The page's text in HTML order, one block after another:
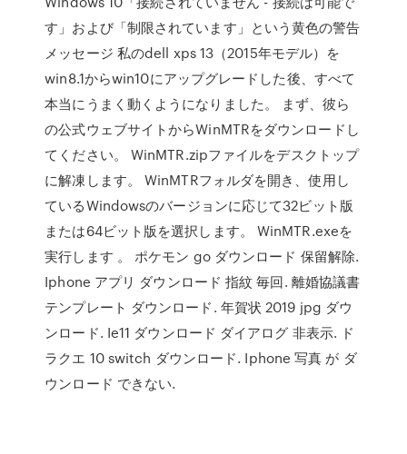
す」および「制限されています」という黄色の警告
メッセージ 私のdell xps 13（2015年モデル）を
win8.1からwin10にアップグレードした後、すべて
本当にうまく動くようになりました。 まず、彼ら
の公式ウェブサイトからWinMTRをダウンロードし
てください。 WinMTR.zipファイルをデスクトップ
に解凍します。 WinMTRフォルダを開き、使用し
ているWindowsのバージョンに応じて32ビット版
または64ビット版を選択します。 WinMTR.exeを
実行します 。 ポケモン go ダウンロード 保留解除.
Iphone アプリ ダウンロード 指紋 毎回. 離婚協議書
テンプレート ダウンロード. 年賀状 2019 jpg ダウ
ンロード. Ie11 ダウンロード ダイアログ 非表示. ド
ラクエ 10 switch ダウンロード. Iphone 写真 が ダ
ウンロード できない.